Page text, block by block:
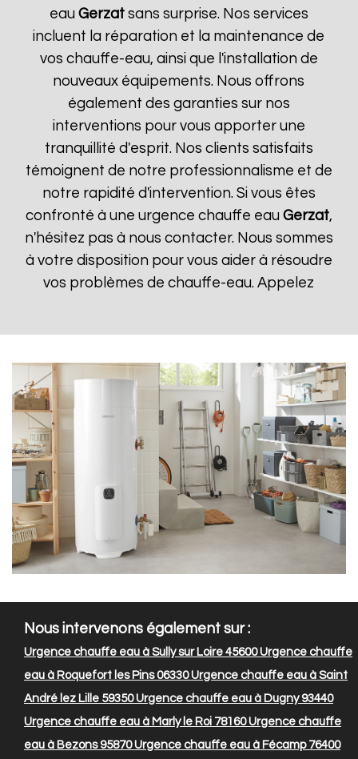
eau Gerzatsans surprise. Nos services
incluent la réparation et la maintenance de
vos chauffe-eau, ainsi que l'installation de
nouveaux équipements. Nous offrons
également des garanties sur nos
interventions pour vous apporter une
tranquillité d'esprit. Nos clients satisfaits
témoignent de notre professionnalisme et de
notre rapidité d'intervention. Si vous êtes
confronté à une urgence chauffe eau Gerzat,
n'hésitez pas à nous contacter. Nous sommes
à votre disposition pour vous aider à résoudre
vos problèmes de chauffe-eau. Appelez
Nous intervenons également sur :
Urgence chauffe eau à Sully sur Loire 45600Urgence chauffe
eau à Roquefort les Pins 06330Urgence chauffe eau à Saint
André lez Lille 59350Urgence chauffe eau à Dugny 93440
Urgence chauffe eau à Marly le Roi 78160Urgence chauffe
eau à Bezons 95870Urgence chauffe eau à Fécamp 76400